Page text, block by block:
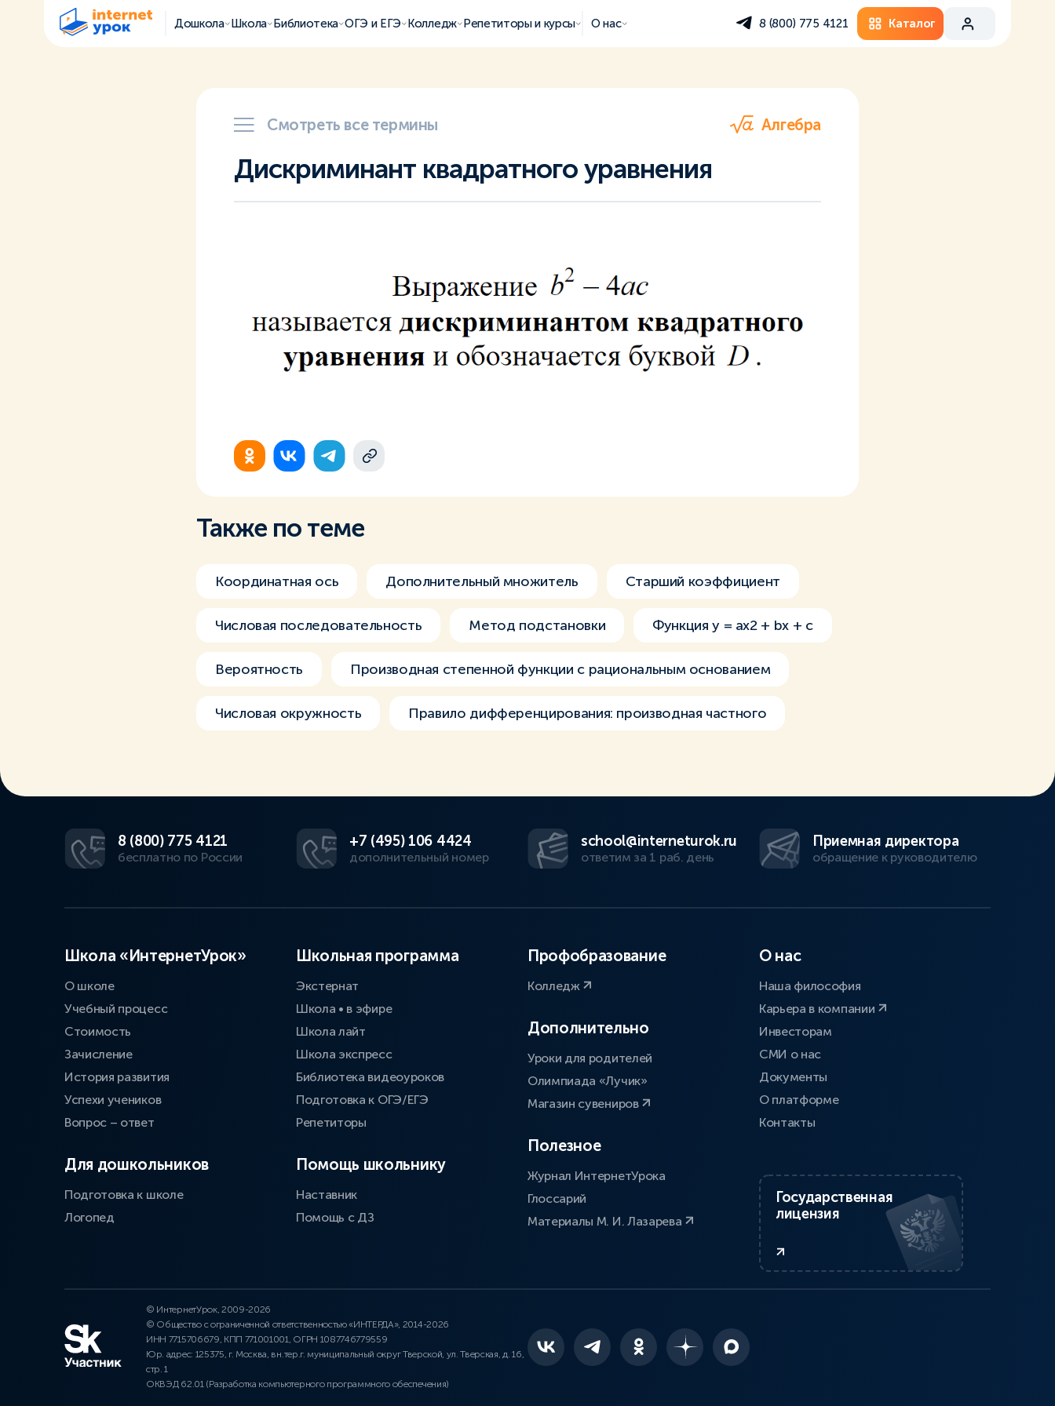
Дошкола Школа Библиотека ОГЭ и ЕГЭ Колледж Репетиторы и курсы О нас 8 (800) 775 4121 Каталог
Смотреть все термины Алгебра
Дискриминант квадратного уравнения
Также по теме
Координатная ось Дополнительный множитель Старший коэффициент
Числовая последовательность Метод подстановки Функция y = ax2 + bx + c
Вероятность Производная степенной функции с рациональным основанием
Числовая окружность Правило дифференцирования: производная частного
8 (800) 775 4121
бесплатно по России
+7 (495) 106 4424
дополнительный номер
school@interneturok.ru
ответим за 1 раб. день
Приемная директора
обращение к руководителю
Школа «ИнтернетУрок»
О школе
Учебный процесс
Стоимость
Зачисление
История развития
Успехи учеников
Вопрос – ответ
Для дошкольников
Подготовка к школе
Логопед
Школьная программа
Экстернат
Школа • в эфире
Школа лайт
Школа экспресс
Библиотека видеоуроков
Подготовка к ОГЭ/ЕГЭ
Репетиторы
Помощь школьнику
Наставник
Помощь с ДЗ
Профобразование
Колледж
Дополнительно
Уроки для родителей
Олимпиада «Лучик»
Магазин сувениров
Полезное
Журнал ИнтернетУрока
Глоссарий
Материалы М. И. Лазарева
О нас
Наша философия
Карьера в компании
Инвесторам
СМИ о нас
Документы
О платформе
Контакты
Государственная
лицензия
© ИнтернетУрок, 2009-2026
© Общество с ограниченной ответственностью «ИНТЕРДА», 2014-2026
ИНН 7715706679, КПП 771001001, ОГРН 1087746779559
Юр. адрес: 125375, г. Москва, вн.тер.г. муниципальный округ Тверской, ул. Тверская, д. 16,
стр. 1
ОКВЭД 62.01 (Разработка компьютерного программного обеспечения)